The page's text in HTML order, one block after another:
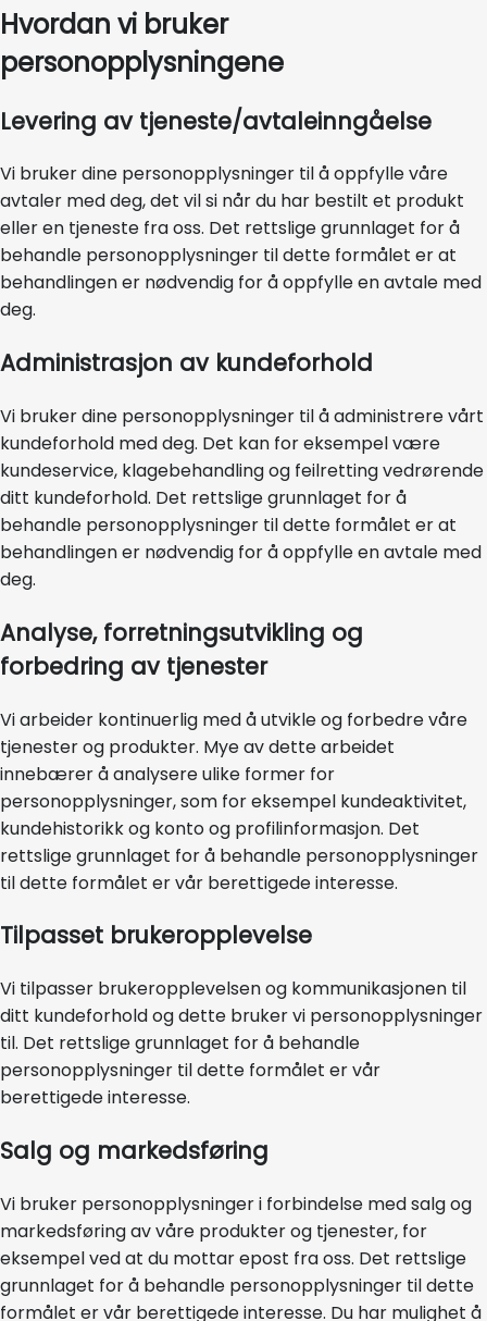
Hvordan vi bruker
personopplysningene
Levering av tjeneste/avtaleinngåelse
Vi bruker dine personopplysninger til å oppfylle våre
avtaler med deg, det vil si når du har bestilt et produkt
eller en tjeneste fra oss. Det rettslige grunnlaget for å
behandle personopplysninger til dette formålet er at
behandlingen er nødvendig for å oppfylle en avtale med
deg.
Administrasjon av kundeforhold
Vi bruker dine personopplysninger til å administrere vårt
kundeforhold med deg. Det kan for eksempel være
kundeservice, klagebehandling og feilretting vedrørende
ditt kundeforhold. Det rettslige grunnlaget for å
behandle personopplysninger til dette formålet er at
behandlingen er nødvendig for å oppfylle en avtale med
deg.
Analyse, forretningsutvikling og
forbedring av tjenester
Vi arbeider kontinuerlig med å utvikle og forbedre våre
tjenester og produkter. Mye av dette arbeidet
innebærer å analysere ulike former for
personopplysninger, som for eksempel kundeaktivitet,
kundehistorikk og konto og profilinformasjon. Det
rettslige grunnlaget for å behandle personopplysninger
til dette formålet er vår berettigede interesse.
Tilpasset brukeropplevelse
Vi tilpasser brukeropplevelsen og kommunikasjonen til
ditt kundeforhold og dette bruker vi personopplysninger
til. Det rettslige grunnlaget for å behandle
personopplysninger til dette formålet er vår
berettigede interesse.
Salg og markedsføring
Vi bruker personopplysninger i forbindelse med salg og
markedsføring av våre produkter og tjenester, for
eksempel ved at du mottar epost fra oss. Det rettslige
grunnlaget for å behandle personopplysninger til dette
formålet er vår berettigede interesse. Du har mulighet å